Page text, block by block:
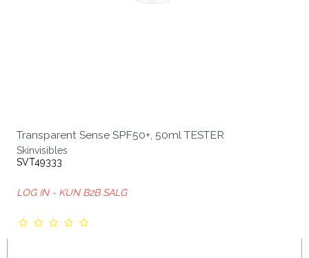
Transparent Sense SPF50+, 50ml TESTER
Skinvisibles
SVT49333
LOG IN - KUN B2B SALG